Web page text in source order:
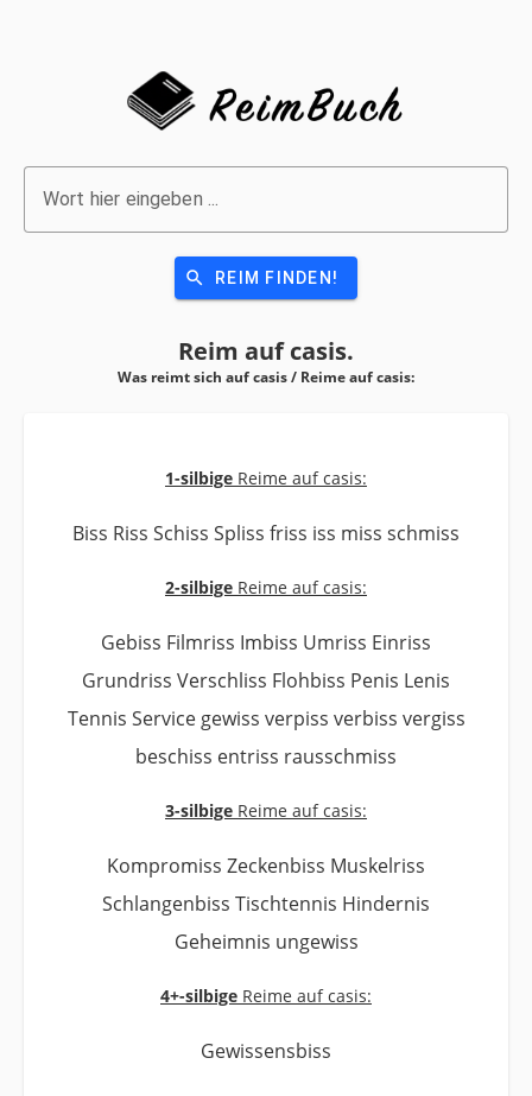
Wort hier eingeben ...
search REIM FINDEN!
Reim aufcasis.
Was reimt sich auf casis / Reime aufcasis:
1-silbige Reime auf casis:
Biss Riss Schiss Spliss friss iss miss schmiss
2-silbige Reime auf casis:
Gebiss Filmriss Imbiss Umriss Einriss
Grundriss Verschliss Flohbiss Penis Lenis
Tennis Service gewiss verpiss verbiss vergiss
beschiss entriss rausschmiss
3-silbige Reime auf casis:
Kompromiss Zeckenbiss Muskelriss
Schlangenbiss Tischtennis Hindernis
Geheimnis ungewiss
4+-silbige Reime auf casis:
Gewissensbiss